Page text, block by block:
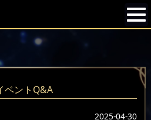
ベントQ&A
2025-04-30